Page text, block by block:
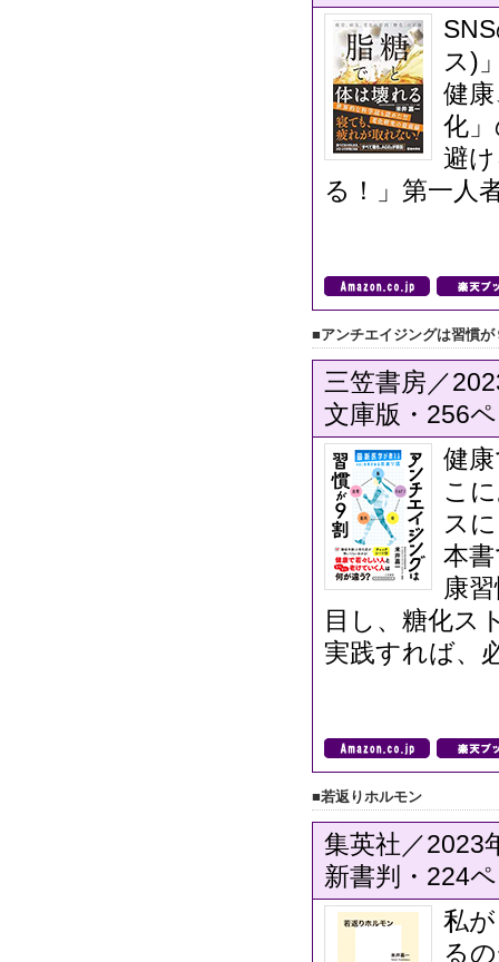
ス)
健
化
避
る！」第一人
■アンチエイジングは習慣
三笠書房／
文庫版・256
健
こ
ス
本
康
目し、糖化ス
実践すれば、
■若返りホルモン
集英社／2023
新書判・224
私
る